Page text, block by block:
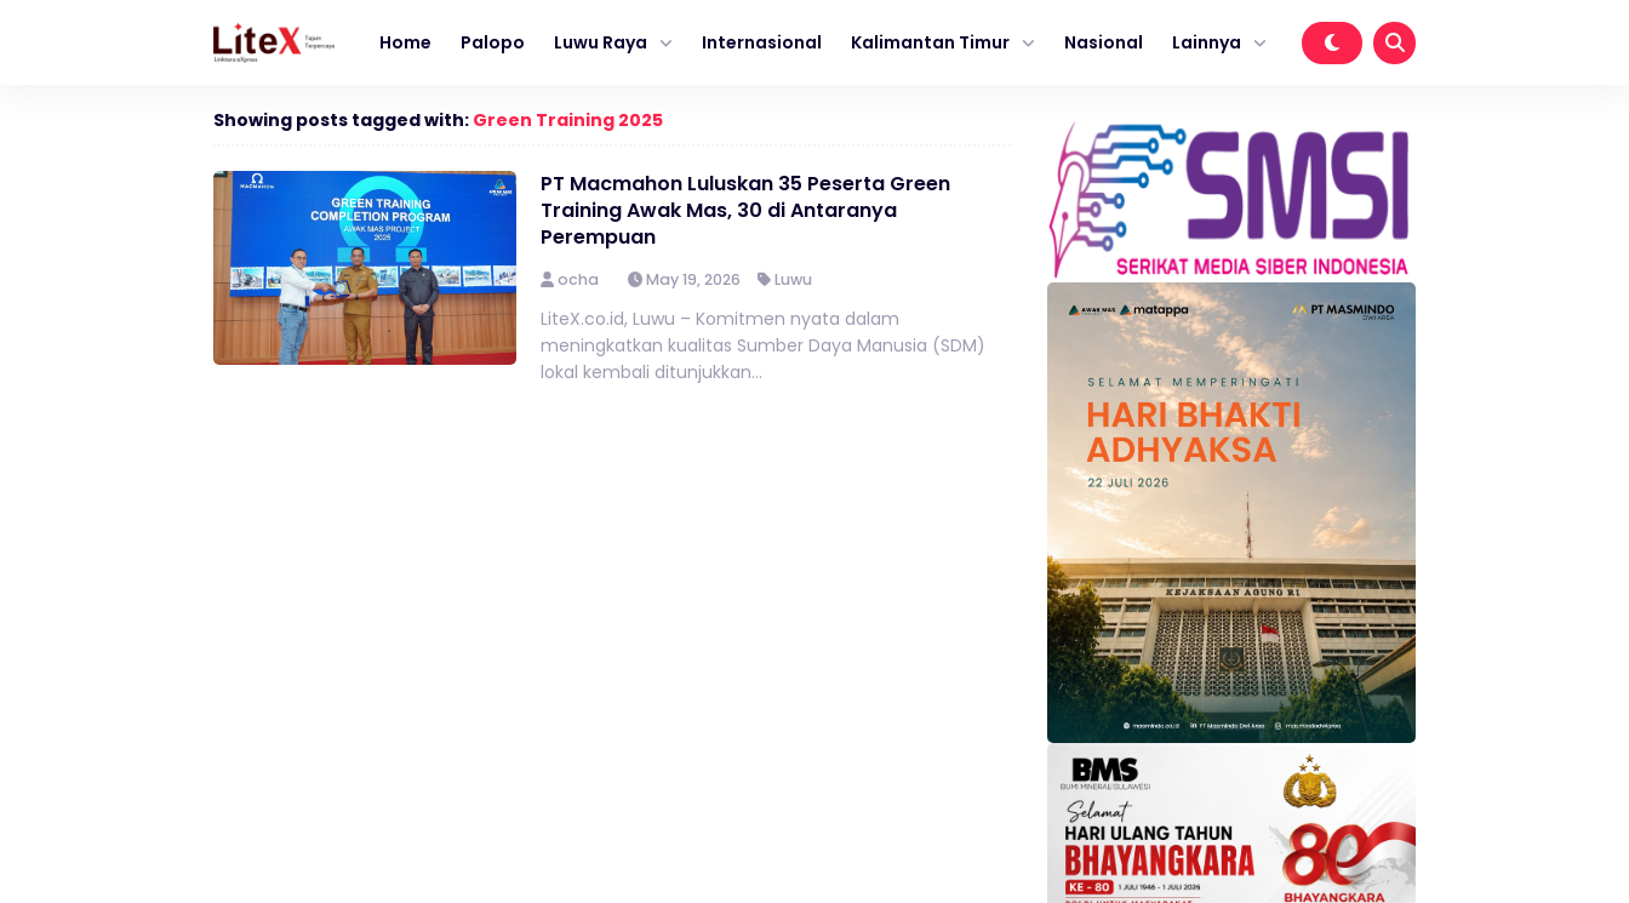
Home Palopo Luwu Raya Internasional Kalimantan Timur Nasional Lainnya
Showing posts tagged with: Green Training 2025
PT Macmahon Luluskan 35 Peserta Green
Training Awak Mas, 30 di Antaranya
Perempuan
ocha May 19, 2026 Luwu
LiteX.co.id, Luwu – Komitmen nyata dalam
meningkatkan kualitas Sumber Daya Manusia (SDM)
lokal kembali ditunjukkan...